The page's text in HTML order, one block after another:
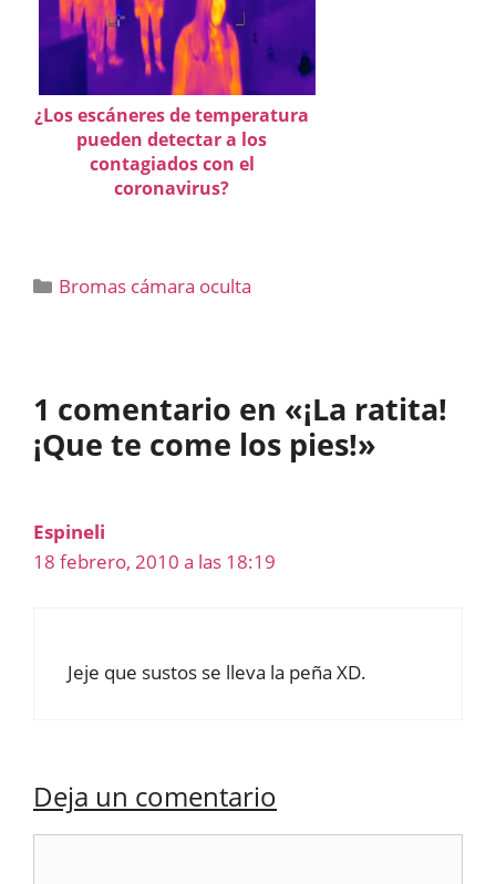
¿Los escáneres de temperatura
pueden detectar a los
contagiados con el
coronavirus?
Categorías
Bromas cámara oculta
1 comentario en «¡La ratita!
¡Que te come los pies!»
Espineli
18 febrero, 2010 a las 18:19
Jeje que sustos se lleva la peña XD.
Deja un comentario